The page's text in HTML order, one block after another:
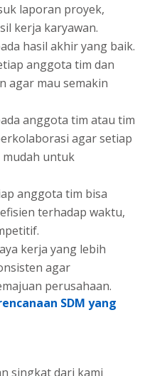
laporan proyek,
kerja karyawan.
hasil akhir yang baik.
anggota tim dan
agar mau semakin
anggota tim atau tim
agar setiap
mudah untuk
anggota tim bisa
terhadap waktu,
kerja yang lebih
agar
perusahaan.
SDM yang
singkat dari kami